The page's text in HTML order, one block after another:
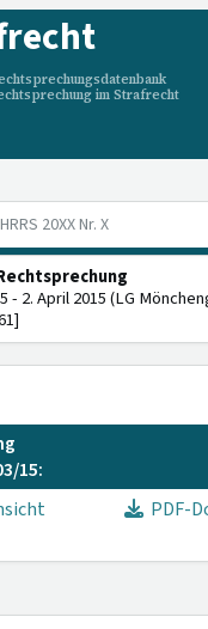
im Strafrecht
- 2. April 2015 (LG
15:
PDF-